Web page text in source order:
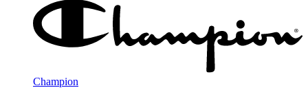
Champion